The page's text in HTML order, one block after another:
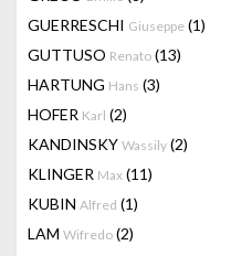
GUERRESCHI Giuseppe (1)
GUTTUSO Renato (13)
HARTUNG Hans (3)
HOFER Karl (2)
KANDINSKY Wassily (2)
KLINGER Max (11)
KUBIN Alfred (1)
LAM Wifredo (2)